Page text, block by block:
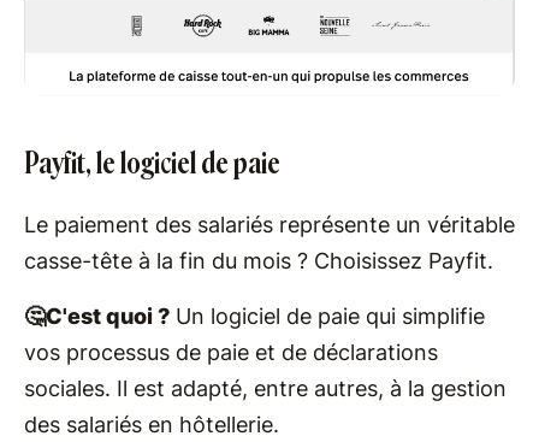
Payfit, le logiciel de paie
Le paiement des salariés représente un véritable
casse-tête à la fin du mois ? Choisissez Payfit.
🤔C'est quoi ? Un logiciel de paie qui simplifie
vos processus de paie et de déclarations
sociales. Il est adapté, entre autres, à la gestion
des salariés en hôtellerie.